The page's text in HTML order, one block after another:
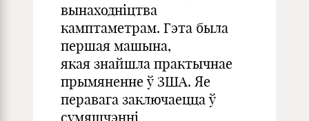
вынаходніцтва
камптаметрам. Гэта была
першая машына,
якая знайшла практычнае
прымяненне ў ЗША. Яе
перавага заключаецца ў
сумяшчэнні